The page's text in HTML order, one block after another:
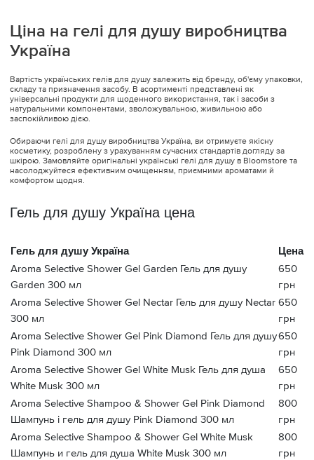
Ціна на гелі для душу виробництва
Україна
Вартість українських гелів для душу залежить від бренду, об'єму упаковки,
складу та призначення засобу. В асортименті представлені як
універсальні продукти для щоденного використання, так і засоби з
натуральними компонентами, зволожувальною, живильною або
заспокійливою дією.
Обираючи гелі для душу виробництва Україна, ви отримуєте якісну
косметику, розроблену з урахуванням сучасних стандартів догляду за
шкірою. Замовляйте оригінальні українські гелі для душу в Bloomstore та
насолоджуйтеся ефективним очищенням, приємними ароматами й
комфортом щодня.
Гель для душу Україна цена
Гель для душу Україна
Цена
Aroma Selective Shower Gel Garden Гель для душу
Garden 300 мл
650
грн
Aroma Selective Shower Gel Nectar Гель для душу Nectar
300 мл
650
грн
Aroma Selective Shower Gel Pink Diamond Гель для душу
Pink Diamond 300 мл
650
грн
Aroma Selective Shower Gel White Musk Гель для душа
White Musk 300 мл
650
грн
Aroma Selective Shampoo & Shower Gel Pink Diamond
Шампунь і гель для душу Pink Diamond 300 мл
800
грн
Aroma Selective Shampoo & Shower Gel White Musk
Шампунь и гель для душа White Musk 300 мл
800
грн